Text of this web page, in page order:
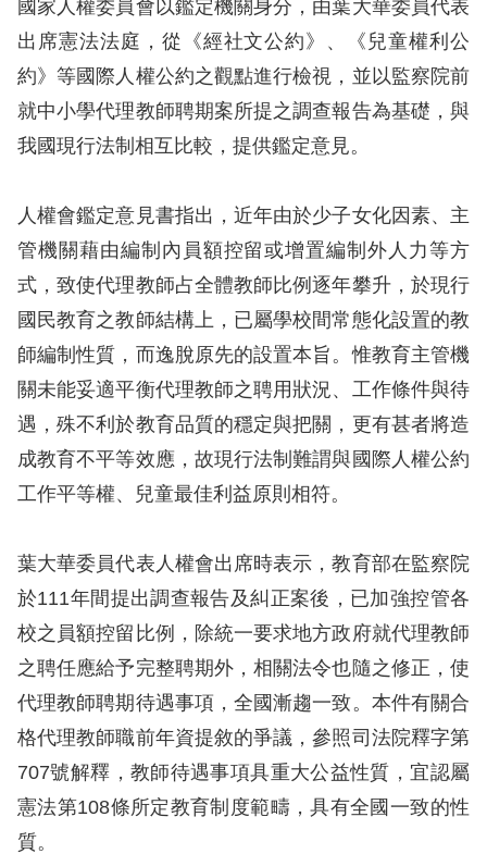
消
息
權
業
核
人
權
公
約
陳
情
申
資
料
庫
無
礙
國家人權委員會以鑑定機關身分，由葉大華委員代表
出席憲法法庭，從《經社文公約》、《兒童權利公
約》等國際人權公約之觀點進行檢視，並以監察院前
就中小學代理教師聘期案所提之調查報告為基礎，與
我國現行法制相互比較，提供鑑定意見。
人權會鑑定意見書指出，近年由於少子女化因素、主
管機關藉由編制內員額控留或增置編制外人力等方
式，致使代理教師占全體教師比例逐年攀升，於現行
國民教育之教師結構上，已屬學校間常態化設置的教
師編制性質，而逸脫原先的設置本旨。惟教育主管機
關未能妥適平衡代理教師之聘用狀況、工作條件與待
遇，殊不利於教育品質的穩定與把關，更有甚者將造
成教育不平等效應，故現行法制難謂與國際人權公約
工作平等權、兒童最佳利益原則相符。
葉大華委員代表人權會出席時表示，教育部在監察院
於111年間提出調查報告及糾正案後，已加強控管各
校之員額控留比例，除統一要求地方政府就代理教師
之聘任應給予完整聘期外，相關法令也隨之修正，使
代理教師聘期待遇事項，全國漸趨一致。本件有關合
格代理教師職前年資提敘的爭議，參照司法院釋字第
707號解釋，教師待遇事項具重大公益性質，宜認屬
憲法第108條所定教育制度範疇，具有全國一致的性
質。